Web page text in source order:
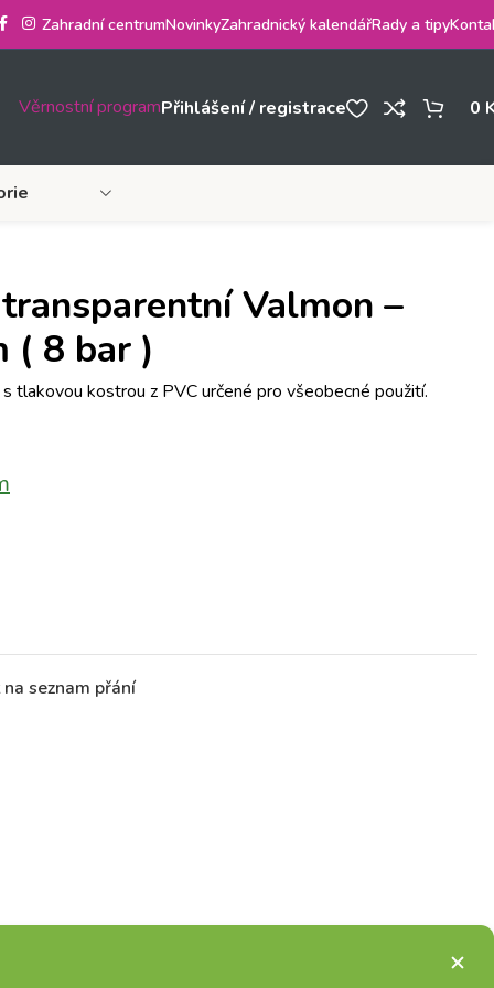
Zahradní centrumNovinkyZahradnický kalendářRady a tipy
Věrnostní programPřihlášení / registrace 0
Valmon –
( 8 bar )
tlakovou kostrou z PVC určené pro všeobecné použití.
seznam přání